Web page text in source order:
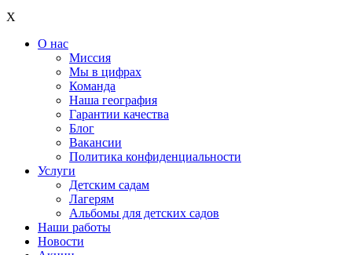
X
О нас
Миссия
Мы в цифрах
Команда
Наша география
Гарантии качества
Блог
Вакансии
Политика конфиденциальности
Услуги
Детским садам
Лагерям
Альбомы для детских садов
Наши работы
Новости